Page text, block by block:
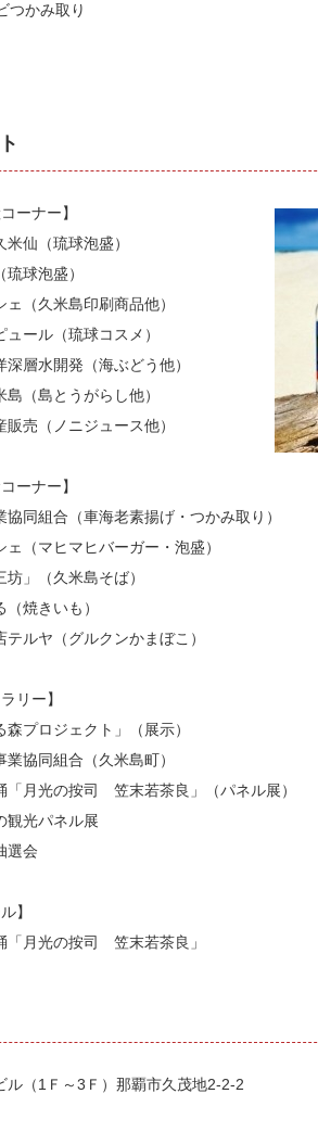
かみ取り
ーナー】
米仙（琉球泡盛）
琉球泡盛）
ェ（久米島印刷商品他）
ュール（琉球コスメ）
深層水開発（海ぶどう他）
島（島とうがらし他）
販売（ノニジュース他）
ーナー】
協同組合（車海老素揚げ・つかみ取り）
ェ（マヒマヒバーガー・泡盛）
坊」（久米島そば）
（焼きいも）
テルヤ（グルクンかまぼこ）
リー】
森プロジェクト」（展示）
業協同組合（久米島町）
「月光の按司 笠末若茶良」（パネル展）
観光パネル展
選会
】
「月光の按司 笠末若茶良」
ル（1Ｆ～3Ｆ）那覇市久茂地2-2-2